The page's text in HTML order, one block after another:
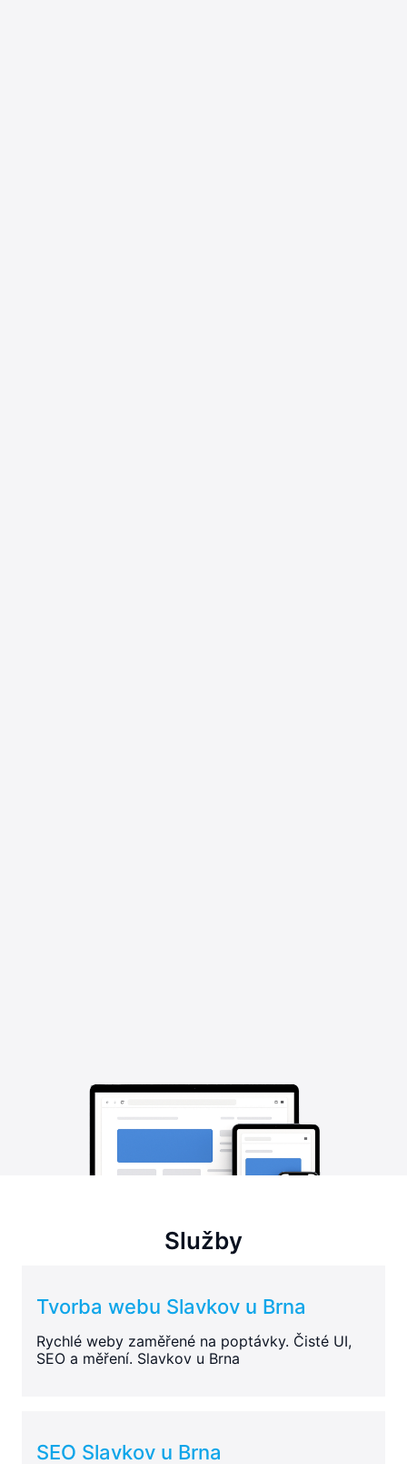
Služby
Tvorba webu Slavkov u Brna
Rychlé weby zaměřené na poptávky. Čisté UI,
SEO a měření. Slavkov u Brna
SEO Slavkov u Brna